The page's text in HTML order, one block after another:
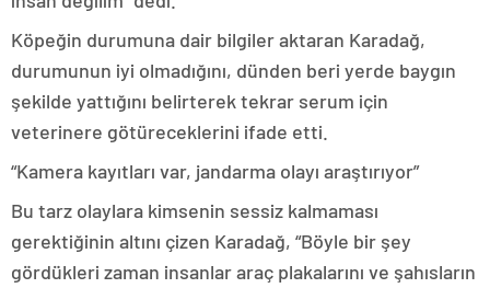
Köpeğin durumuna dair bilgiler aktaran Karadağ,
durumunun iyi olmadığını, dünden beri yerde baygın
şekilde yattığını belirterek tekrar serum için
veterinere götüreceklerini ifade etti.
“Kamera kayıtları var, jandarma olayı araştırıyor”
Bu tarz olaylara kimsenin sessiz kalmaması
gerektiğinin altını çizen Karadağ, “Böyle bir şey
gördükleri zaman insanlar araç plakalarını ve şahısların